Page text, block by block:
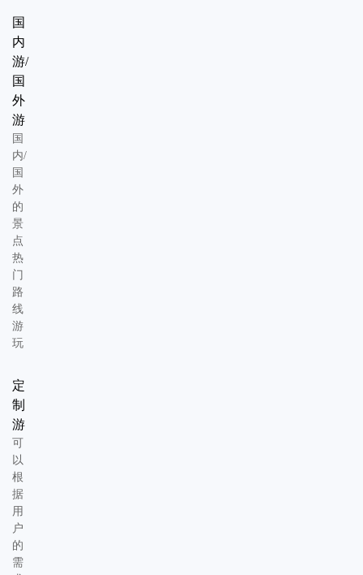
国
内
游/
国
外
游
国
内/
国
外
的
景
点
热
门
路
线
游
玩
定
制
游
可
以
根
据
用
户
的
需